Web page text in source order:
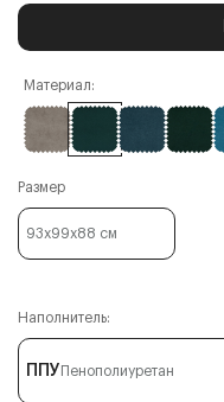
Материал:
Размер
93x99x88 см
Наполнитель:
ППУ Пенополиуретан